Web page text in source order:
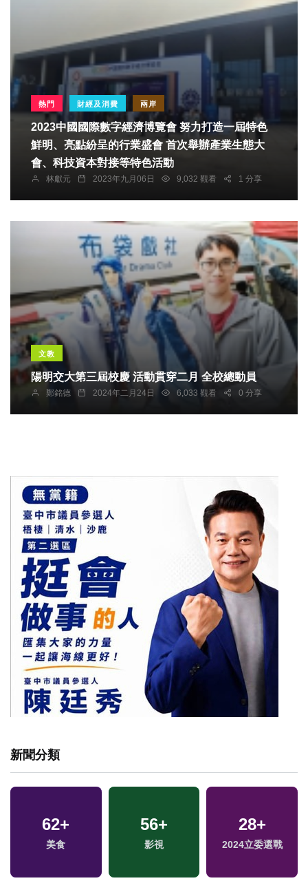
熱門 財經及消費 兩岸
2023中國國際數字經濟博覽會 努力打造一屆特色
鮮明、亮點紛呈的行業盛會 首次舉辦產業生態大
會、科技資本對接等特色活動
林獻元 2023年九月06日 9,032 觀看 1 分享
文教
陽明交大第三屆校慶 活動貫穿二月 全校總動員
鄭銘德 2024年二月24日 6,033 觀看 0 分享
新聞分類
62+
美食
56+
影視
28+
2024立委選戰